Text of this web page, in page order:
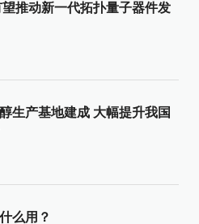
推动新一代拓扑量子器件发
生产基地建成 大幅提升我国
么用？